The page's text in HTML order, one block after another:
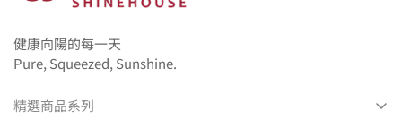
健康向陽的每一天
Pure, Squeezed, Sunshine.
精選商品系列